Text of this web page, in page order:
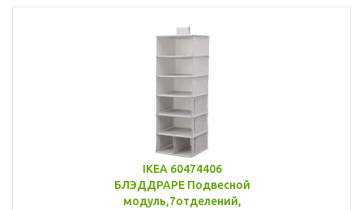
IKEA 60474406
БЛЭДДРАРЕ Подвесной
модуль,7отделений,